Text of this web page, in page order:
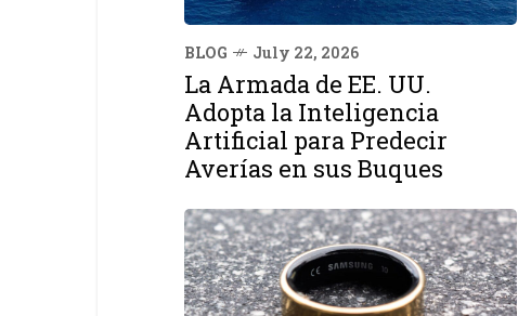
BLOG July 22, 2026
La Armada de EE. UU.
Adopta la Inteligencia
Artificial para Predecir
Averías en sus Buques